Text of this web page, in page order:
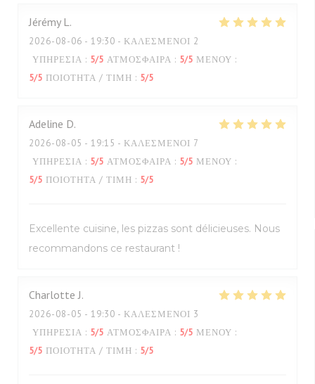
Jérémy L
2026-08-06 - 19:30 - ΚΑΛΕΣΜΈΝΟΙ 2
ΥΠΗΡΕΣΊΑ : 5/5 ΑΤΜΌΣΦΑΙΡΑ : 5/5 ΜΕΝΟΎ :
5/5 ΠΟΙΌΤΗΤΑ / ΤΙΜΉ : 5/5
Adeline D
2026-08-05 - 19:15 - ΚΑΛΕΣΜΈΝΟΙ 7
ΥΠΗΡΕΣΊΑ : 5/5 ΑΤΜΌΣΦΑΙΡΑ : 5/5 ΜΕΝΟΎ :
5/5 ΠΟΙΌΤΗΤΑ / ΤΙΜΉ : 5/5
Excellente cuisine, les pizzas sont délicieuses. Nous
recommandons ce restaurant !
Charlotte J
2026-08-05 - 19:30 - ΚΑΛΕΣΜΈΝΟΙ 3
ΥΠΗΡΕΣΊΑ : 5/5 ΑΤΜΌΣΦΑΙΡΑ : 5/5 ΜΕΝΟΎ :
5/5 ΠΟΙΌΤΗΤΑ / ΤΙΜΉ : 5/5